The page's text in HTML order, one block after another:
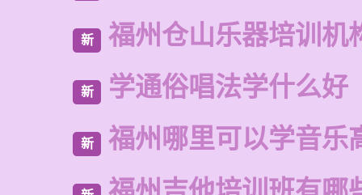
新 福州仓山乐器培训机
新 学通俗唱法学什么好
新 福州哪里可以学音乐